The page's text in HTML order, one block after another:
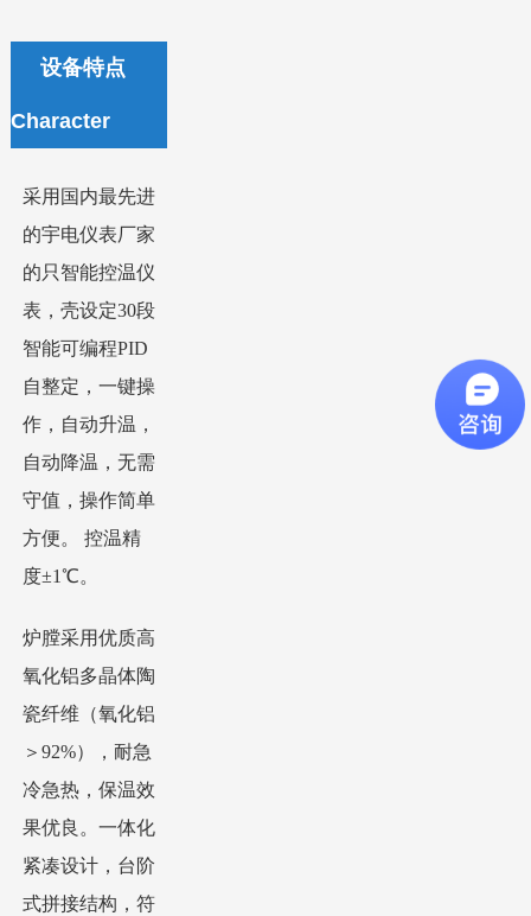
设备特点
Character
采用国内最先进
的宇电仪表厂家
的只智能控温仪
表，壳设定30段
智能可编程PID
自整定，一键操
作，自动升温，
自动降温，无需
守值，操作简单
方便。 控温精
度±1℃。
炉膛采用优质高
氧化铝多晶体陶
瓷纤维（氧化铝
＞ 92%），耐急
冷急热，保温效
果优良。 一体化
紧凑设计，台阶
式拼接结构，符